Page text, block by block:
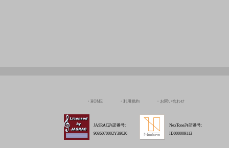
HOME 利用規約 お問い合わせ
JASRAC許諾番号:
9036070002Y38026
NexTone許諾番号:
ID000009113